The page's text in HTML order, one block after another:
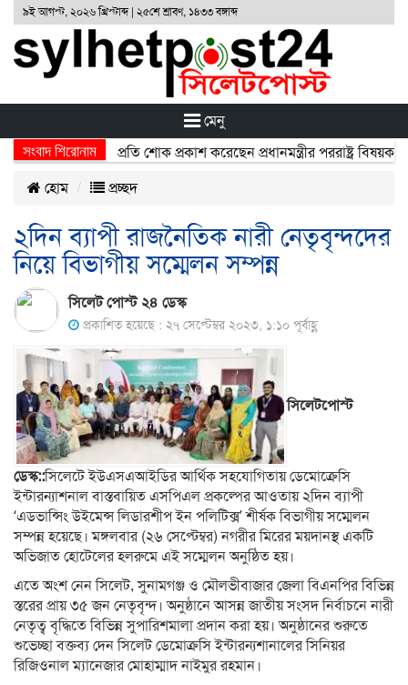
৯ই আগস্ট, ২০২৬ খ্রিস্টাব্দ | ২৫শে শ্রাবণ, ১৪৩৩ বঙ্গাব্দ
মেনু
সংবাদ শিরোনাম
নিহতদের প্রতি শোক প্রকাশ করেছেন প্রধানমন্ত্রীর পররাষ্ট্র বিষয়ক
হোম
প্রচ্ছদ
২দিন ব্যাপী রাজনৈতিক নারী নেতৃবৃন্দদের
নিয়ে বিভাগীয় সম্মেলন সম্পন্ন
সিলেট পোস্ট ২৪ ডেস্ক
প্রকাশিত হয়েছে : ২৭ সেপ্টেম্বর ২০২৩, ১:১০ পূর্বাহ্ণ
সিলেটপোস্ট
ডেস্ক::সিলেটে ইউএসএআইডির আর্থিক সহযোগিতায় ডেমোক্রেসি
ইন্টারন্যাশনাল বাস্তবায়িত এসপিএল প্রকল্পের আওতায় ২দিন ব্যাপী
‘এডভান্সিং উইমেন্স লিডারশীপ ইন পলিটিক্স’ শীর্ষক বিভাগীয় সম্মেলন
সম্পন্ন হয়েছে। মঙ্গলবার (২৬ সেপ্টেম্বর) নগরীর মিরের ময়দানস্থ একটি
অভিজাত হোটেলের হলরুমে এই সম্মেলন অনুষ্ঠিত হয়।
এতে অংশ নেন সিলেট, সুনামগঞ্জ ও মৌলভীবাজার জেলা বিএনপির বিভিন্ন
স্তরের প্রায় ৩৫ জন নেতৃবৃন্দ। অনুষ্ঠানে আসন্ন জাতীয় সংসদ নির্বাচনে নারী
নেতৃত্ব বৃদ্ধিতে বিভিন্ন সুপারিশমালা প্রদান করা হয়। অনুষ্ঠানের শুরুতে
শুভেচ্ছা বক্তব্য দেন সিলেট ডেমোক্রসি ইন্টারন্যশানালের সিনিয়র
রিজিওনাল ম্যানেজার মোহাম্মাদ নাইমুর রহমান।